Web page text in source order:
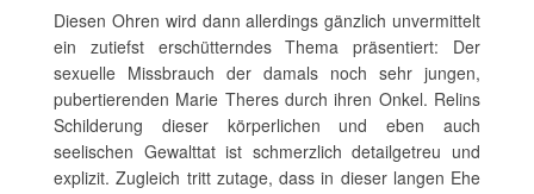
Diesen Ohren wird dann allerdings gänzlich unvermittelt
ein zutiefst erschütterndes Thema präsentiert: Der
sexuelle Missbrauch der damals noch sehr jungen,
pubertierenden Marie Theres durch ihren Onkel. Relins
Schilderung dieser körperlichen und eben auch
seelischen Gewalttat ist schmerzlich detailgetreu und
explizit. Zugleich tritt zutage, dass in dieser langen Ehe